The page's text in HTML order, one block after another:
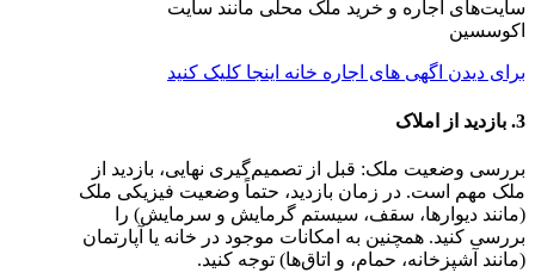
سایت‌های اجاره و خرید ملک محلی مانند سایت
اکوسسین
برای دیدن اگهی های اجاره خانه اینجا کلیک کنید
3. بازدید از املاک
بررسی وضعیت ملک: قبل از تصمیم‌گیری نهایی، بازدید از
ملک مهم است. در زمان بازدید، حتماً وضعیت فیزیکی ملک
(مانند دیوارها، سقف، سیستم گرمایش و سرمایش) را
بررسی کنید. همچنین به امکانات موجود در خانه یا آپارتمان
(مانند آشپزخانه، حمام، و اتاق‌ها) توجه کنید.